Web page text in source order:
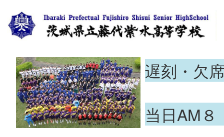
遅刻・欠
当日AM